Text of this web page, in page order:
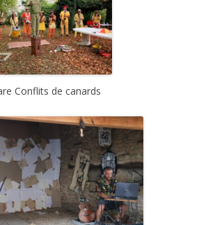
Conflits de canards